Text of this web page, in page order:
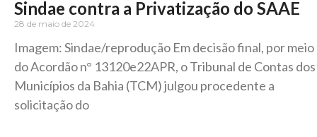
Sindae contra a Privatização do SAAE
28 de maio de 2024
Imagem: Sindae/reprodução Em decisão final, por meio
do Acordão n° 13120e22APR, o Tribunal de Contas dos
Municípios da Bahia (TCM) julgou procedente a
solicitação do